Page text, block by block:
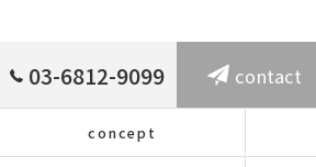
03-6812-9099 contact
concept